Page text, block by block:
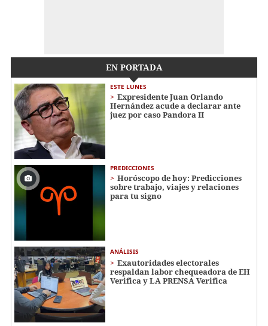
EN PORTADA
ESTE LUNES
Expresidente Juan Orlando
Hernández acude a declarar ante
juez por caso Pandora II
PREDICCIONES
Horóscopo de hoy: Predicciones
sobre trabajo, viajes y relaciones
para tu signo
ANÁLISIS
Exautoridades electorales
respaldan labor chequeadora de EH
Verifica y LA PRENSA Verifica